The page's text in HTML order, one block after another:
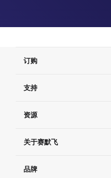
订购
订单支持
现货供应中心
支持
联系我们 - 400 820 8982
查找文件&证书
资源
促销
社交媒体
关于赛默飞
招聘
品牌